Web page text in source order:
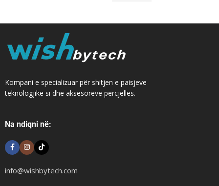
Kompani e specializuar për shitjen e paisjeve
teknologjike si dhe aksesorëve përcjellës.
Na ndiqni në:
info@wishbytech.com